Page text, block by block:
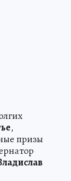
,
призы